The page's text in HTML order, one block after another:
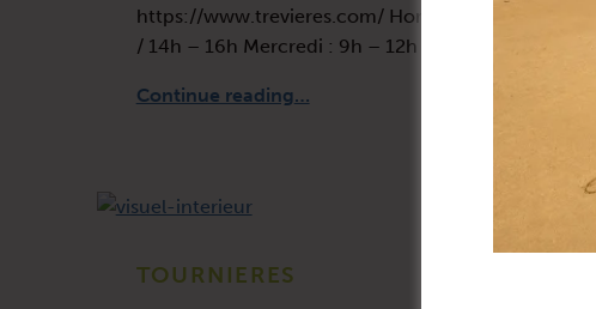
https://www.trevieres.com/ Horaires d’ouverture :
/ 14h – 16h Mercredi : 9h – 12h Maire : Odile Bisson
Continue reading…
TOURNIERES